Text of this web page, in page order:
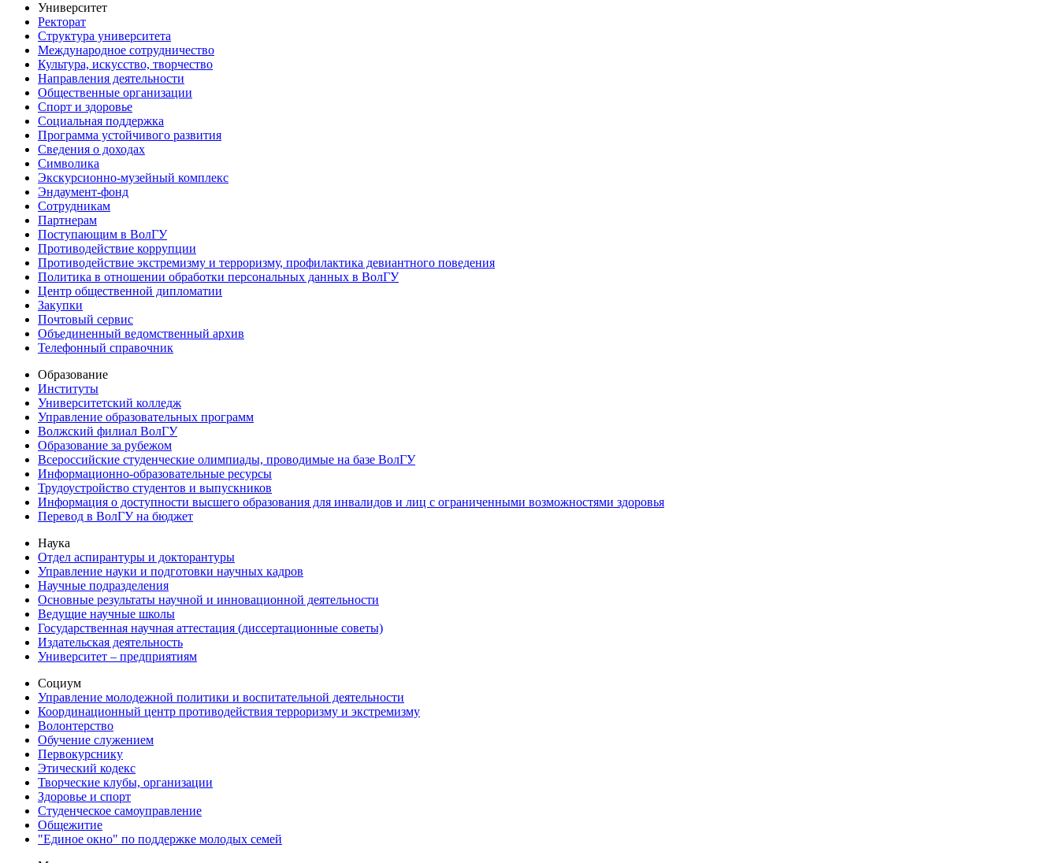
Университет
Ректорат
Структура университета
Международное сотрудничество
Культура, искусство, творчество
Направления деятельности
Общественные организации
Спорт и здоровье
Социальная поддержка
Программа устойчивого развития
Сведения о доходах
Символика
Экскурсионно-музейный комплекс
Эндаумент-фонд
Сотрудникам
Партнерам
Поступающим в ВолГУ
Противодействие коррупции
Противодействие экстремизму и терроризму, профилактика девиантного поведения
Политика в отношении обработки персональных данных в ВолГУ
Центр общественной дипломатии
Закупки
Почтовый сервис
Объединенный ведомственный архив
Телефонный справочник
Образование
Институты
Университетский колледж
Управление образовательных программ
Волжский филиал ВолГУ
Образование за рубежом
Всероссийские студенческие олимпиады, проводимые на базе ВолГУ
Информационно-образовательные ресурсы
Трудоустройство студентов и выпускников
Информация о доступности высшего образования для инвалидов и лиц с ограниченными возможностями здоровья
Перевод в ВолГУ на бюджет
Наука
Отдел аспирантуры и докторантуры
Управление науки и подготовки научных кадров
Научные подразделения
Основные результаты научной и инновационной деятельности
Ведущие научные школы
Государственная научная аттестация (диссертационные советы)
Издательская деятельность
Университет – предприятиям
Социум
Управление молодежной политики и воспитательной деятельности
Координационный центр противодействия терроризму и экстремизму
Волонтерство
Обучение служением
Первокурснику
Этический кодекс
Творческие клубы, организации
Здоровье и спорт
Студенческое самоуправление
Общежитие
"Единое окно" по поддержке молодых семей